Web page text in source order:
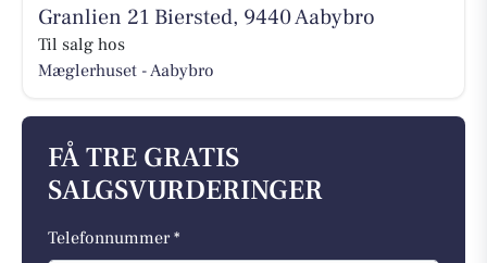
Granlien 21 Biersted, 9440 Aabybro
Til salg hos
Mæglerhuset - Aabybro
FÅ TRE GRATIS
SALGSVURDERINGER
Telefonnummer *